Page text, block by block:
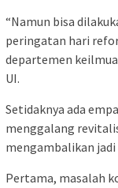
“Namun bisa
peringatan hari
departemen
UI.
Setidaknya ada
menggalang
mengambalikan jadi
Pertama, masalah